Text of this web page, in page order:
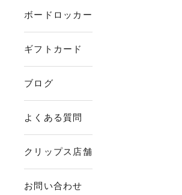
ボードロッカー
ギフトカード
ブログ
よくある質問
クリップス店舗
お問い合わせ